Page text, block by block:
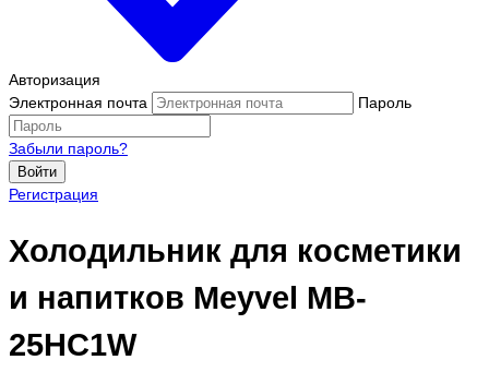
Авторизация
Электронная почта
Пароль
Забыли пароль?
Войти
Регистрация
Холодильник для косметики
и напитков Meyvel MB-
25HC1W